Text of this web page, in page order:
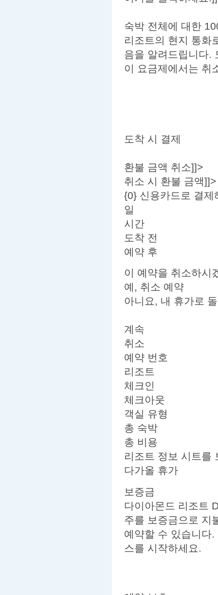
숙박 전체에 대한
리조트의 현지 통화
음을 알려드립니다.
이 요금제에서는 취
도착 시 결제
환불 금액 취소]]>
취소 시 환불 금액]]>
{0} 신용카드로 결제
일
시간
도착 전
예약 후
이 예약을 취소하시
예, 취소 예약
아니요, 내 휴가로
계속
취소
예약 번호
리조트
체크인
체크아웃
객실 유형
총 숙박
총 비용
리조트 정보 시트를
다가올 휴가
보증금
다이아몬드 리조트
주를 보증금으로 지
예약할 수 있습니다
스를 시작하세요.